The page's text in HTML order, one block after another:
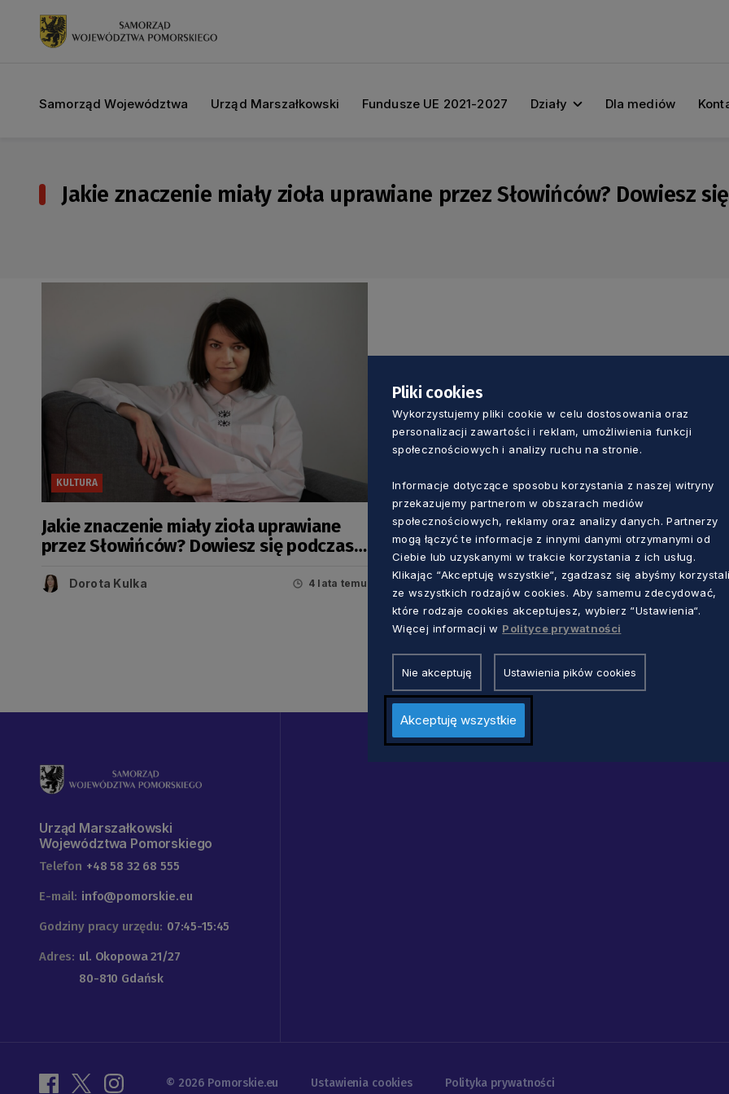
Samorząd Województwa Urząd Marszałkowski Fundusze UE 2021-2027 Działy Dla mediów
Jakie znaczenie miały zioła uprawiane przez Słowińców? Dowiesz
KULTURA
Jakie znaczenie miały zioła uprawiane
przez Słowińców? Dowiesz się podczas
Dorota Kulka 4 lata temu
Urząd Marszałkowski
Województwa Pomorskiego
Telefon +48 58 32 68 555
E-mail: info@pomorskie.eu
Godziny pracy urzędu: 07:45-15:45
Adres: ul. Okopowa 21/27
80-810 Gdańsk
© 2026 Pomorskie.eu Ustawienia cookies Polityka prywatności
Pliki cookies
Wykorzystujemy pliki cookie w celu dostosowania oraz
personalizacji zawartości i reklam, umożliwienia funkcji
społecznościowych i analizy ruchu na stronie.
Informacje dotyczące sposobu korzystania z naszej witryny
przekazujemy partnerom w obszarach mediów
społecznościowych, reklamy oraz analizy danych. Partnerzy
mogą łączyć te informacje z innymi danymi otrzymanymi od
Ciebie lub uzyskanymi w trakcie korzystania z ich usług.
Klikając “Akceptuję wszystkie“, zgadzasz się abyśmy
ze wszystkich rodzajów cookies. Aby samemu zdecydować,
które rodzaje cookies akceptujesz, wybierz “Ustawienia“.
Więcej informacji w Polityce prywatności
Nie akceptuję Ustawienia pików cookies
Akceptuję wszystkie